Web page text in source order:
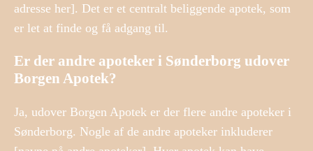
adresse her]. Det er et centralt beliggende apotek, som
er let at finde og få adgang til.
Er der andre apoteker i Sønderborg udover
Borgen Apotek?
Ja, udover Borgen Apotek er der flere andre apoteker i
Sønderborg. Nogle af de andre apoteker inkluderer